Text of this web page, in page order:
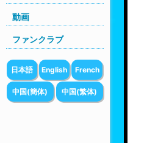
動画
ファンクラブ
日本語 English French
中国(簡体) 中国(繁体)